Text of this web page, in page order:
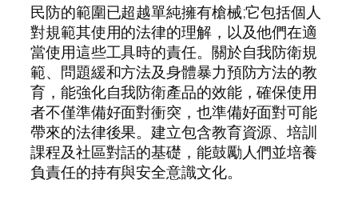
民防的範圍已超越單純擁有槍械;它包括個人
對規範其使用的法律的理解，以及他們在適
當使用這些工具時的責任。關於自我防衛規
範、問題緩和方法及身體暴力預防方法的教
育，能強化自我防衛產品的效能，確保使用
者不僅準備好面對衝突，也準備好面對可能
帶來的法律後果。建立包含教育資源、培訓
課程及社區對話的基礎，能鼓勵人們並培養
負責任的持有與安全意識文化。